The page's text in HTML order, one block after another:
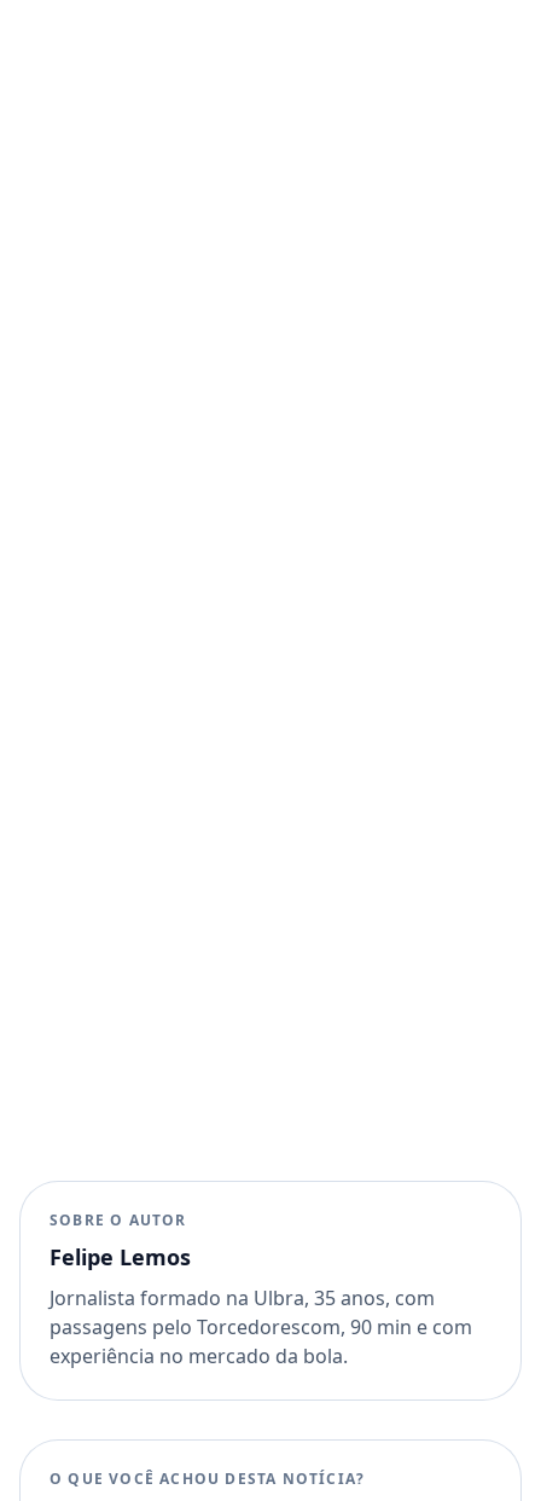
SOBRE O AUTOR
Felipe Lemos
Jornalista formado na Ulbra, 35 anos, com
passagens pelo Torcedorescom, 90 min e com
experiência no mercado da bola.
O QUE VOCÊ ACHOU DESTA NOTÍCIA?